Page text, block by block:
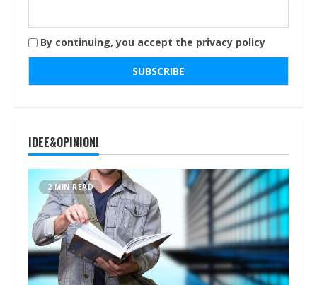
By continuing, you accept the privacy policy
IDEE&OPINIONI
2 MIN READ